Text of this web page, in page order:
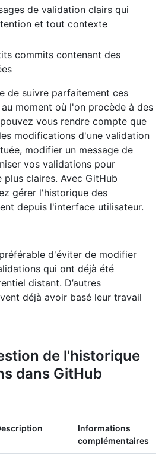
de validation clairs qui
et tout contexte
commits contenant des
de suivre parfaitement ces
moment où l'on procède à des
vous rendre compte que
modifications d'une validation
modifier un message de
vos validations pour
claires. Avec GitHub
gérer l'historique des
depuis l'interface utilisateur.
d'éviter de modifier
qui ont déjà été
distant. D’autres
déjà avoir basé leur travail
de l'historique
dans GitHub
Informations
complémentaires